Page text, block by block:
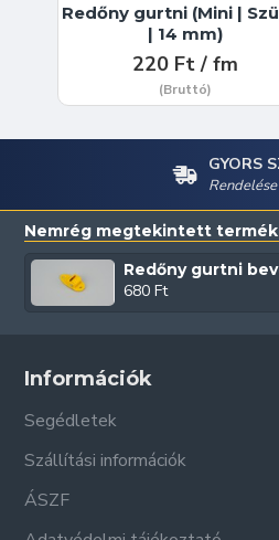
Redőny gurtni (Mini |
| 14 mm)
220 Ft / fm
(Bruttó)
GYORS
Nemrég megtekintett
680 Ft
Információk
Segédletek
Szállítási információk
ÁSZF